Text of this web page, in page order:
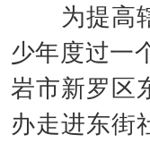
为提高辖
少年度过一
岩市新罗区
办走进东街